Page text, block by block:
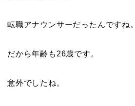
転職アナウンサーだったんですね。
だから年齢も26歳です。
意外でしたね。